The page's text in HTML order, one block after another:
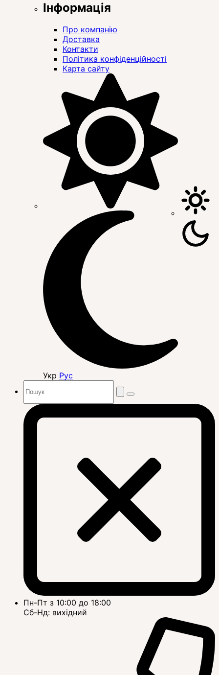
Інформація
Про компанію
Доставка
Контакти
Політика конфіденційності
Карта сайту
Укр Рус
Пн-Пт з 10:00 до 18:00
Сб-Нд: вихідний